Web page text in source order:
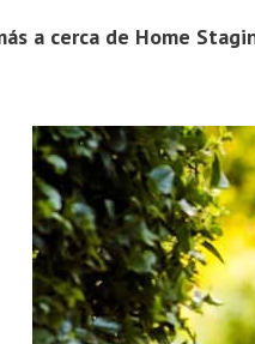
a cerca de Home